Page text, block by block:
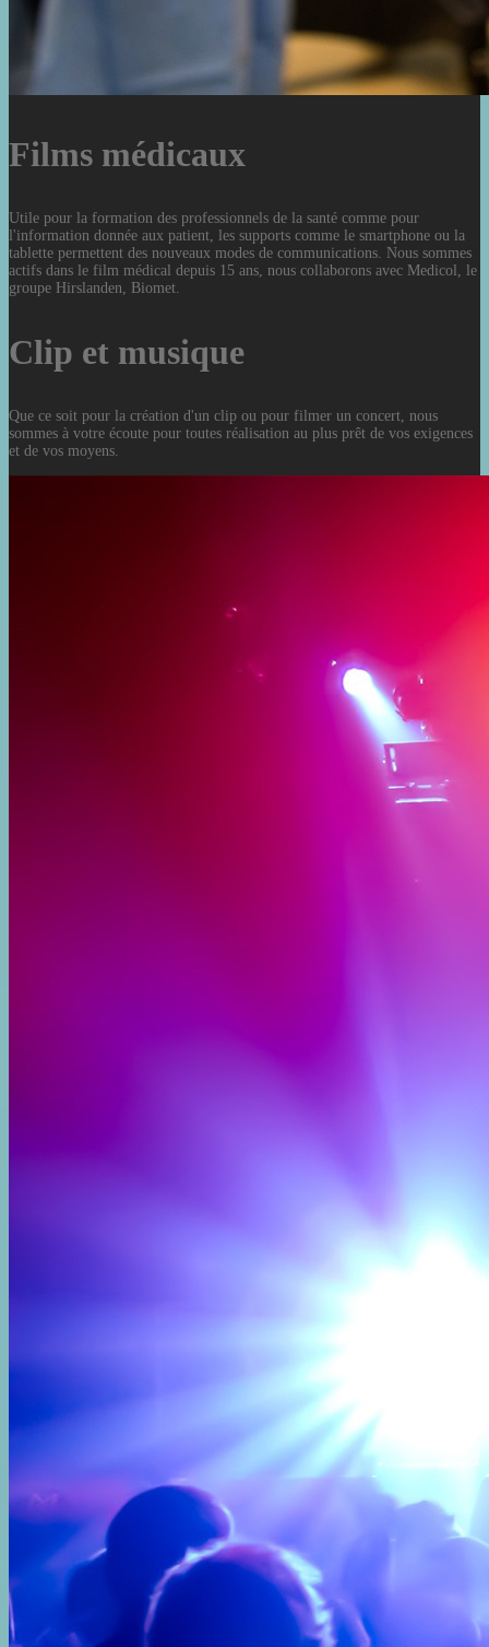
Films médicaux
Utile pour la formation des professionnels de la santé comme pour
l'information donnée aux patient, les supports comme le smartphone ou la
tablette permettent des nouveaux modes de communications. Nous sommes
actifs dans le film médical depuis 15 ans, nous collaborons avec Medicol, le
groupe Hirslanden, Biomet.
Clip et musique
Que ce soit pour la création d'un clip ou pour filmer un concert, nous
sommes à votre écoute pour toutes réalisation au plus prêt de vos exigences
et de vos moyens.